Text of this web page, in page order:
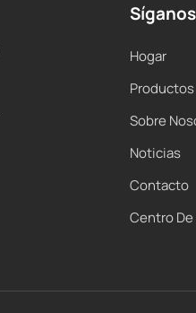
Síganos
Hogar
Productos
Sobre
Noticias
Contacto
Centro